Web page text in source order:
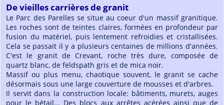
De vieilles carrières de granit
Le Parc des Parelles se situe au coeur d'un massif granitique.
Les roches sont de teintes claires, formées en profondeur par
fusion du matériel, puis lentement refroidies et cristallisées.
Cela se passait il y a plusieurs centaines de millions d'années.
C'est le granit de Crevant, roche très dure, composée de
quartz blanc, de feldspath gris et de mica noir.
Massif ou plus menu, chaotique souvent, le granit se cache
désormais sous une large couverture de mousses et d'arbres.
Il servit dans la construction locale: bâtiments, murets, auges
pour le bétail... Des blocs aux arrêtes acérées ainsi que de